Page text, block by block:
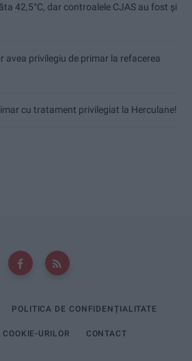
42,5°C, dar controalele CJAS au fost și
avea privilegiu de primar la refacerea
cu tratament privilegiat la Herculane!
POLITICA DE CONFIDENȚIALITATE
URILOR CONTACT